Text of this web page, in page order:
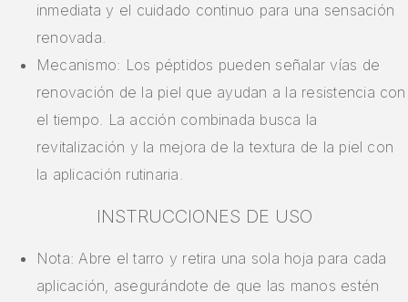
inmediata y el cuidado continuo para una sensación
renovada.
Mecanismo: Los péptidos pueden señalar vías de
renovación de la piel que ayudan a la resistencia con
el tiempo. La acción combinada busca la
revitalización y la mejora de la textura de la piel con
la aplicación rutinaria.
INSTRUCCIONES DE USO
Nota: Abre el tarro y retira una sola hoja para cada
aplicación, asegurándote de que las manos estén